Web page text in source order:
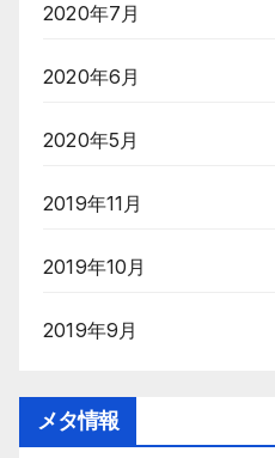
2020年7月
2020年6月
2020年5月
2019年11月
2019年10月
2019年9月
メタ情報